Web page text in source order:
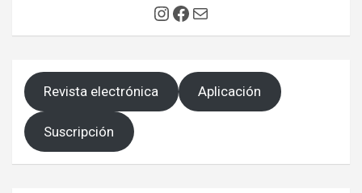
Instagram
Facebook
Correo electrónico
Revista electrónica Aplicación
Suscripción